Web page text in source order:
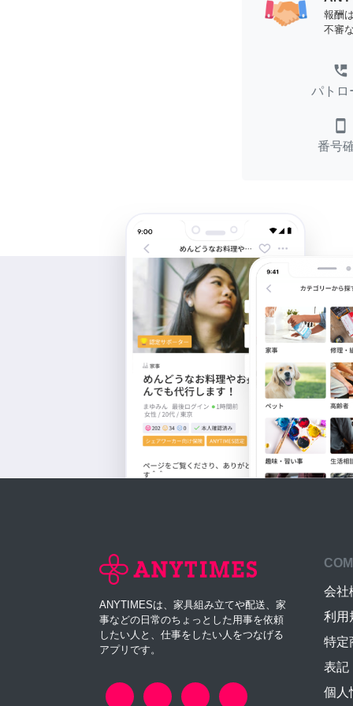
報酬
不審
perm_phone_msg
パトロ
smartphone
番号
ANYTIMESは、家具組み立てや配送、家
事などの日常のちょっとした用事を依頼
したい人と、仕事をしたい人をつなげる
アプリです。
会社
利用
特定
表記
個人